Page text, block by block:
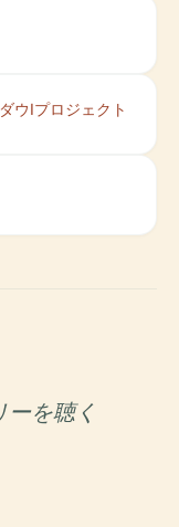
ウIプロジェクト
ーを聴く